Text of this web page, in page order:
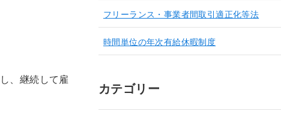
、継続して雇
フリーランス・事業者間取引適正化等法
時間単位の年次有給休暇制度
カテゴリー